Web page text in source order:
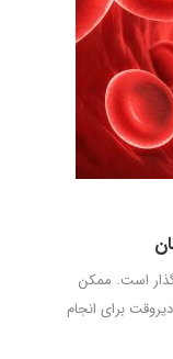
گذار است. ممکن
برای انجام